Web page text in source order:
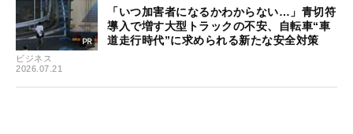
ビジネス
2026.07.21
「いつ加害者になるかわからない…」青切符
導入で増す大型トラックの不安、自転車“車
道走行時代”に求められる新たな安全対策